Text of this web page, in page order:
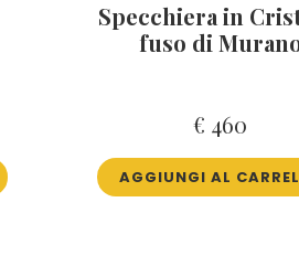
Specchiera in
fuso di
€ 460
AGGIUNGI AL